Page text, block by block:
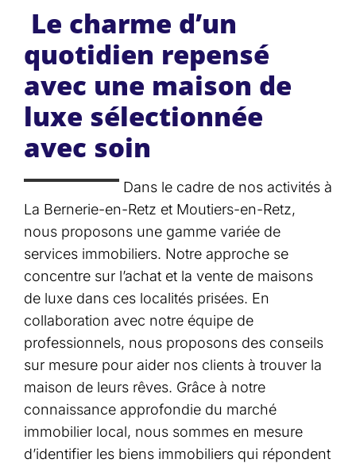
Le charme d’un
quotidien repensé
avec une maison de
luxe sélectionnée
avec soin
Dans le cadre de nos activités à
La Bernerie-en-Retz et Moutiers-en-Retz,
nous proposons une gamme variée de
services immobiliers. Notre approche se
concentre sur l’achat et la vente de maisons
de luxe dans ces localités prisées. En
collaboration avec notre équipe de
professionnels, nous proposons des conseils
sur mesure pour aider nos clients à trouver la
maison de leurs rêves. Grâce à notre
connaissance approfondie du marché
immobilier local, nous sommes en mesure
d’identifier les biens immobiliers qui répondent